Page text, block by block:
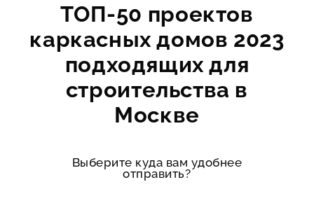
ТОП-50 проектов
каркасных домов 2023
подходящих для
строительства в
Москве
Выберите куда вам удобнее
отправить?